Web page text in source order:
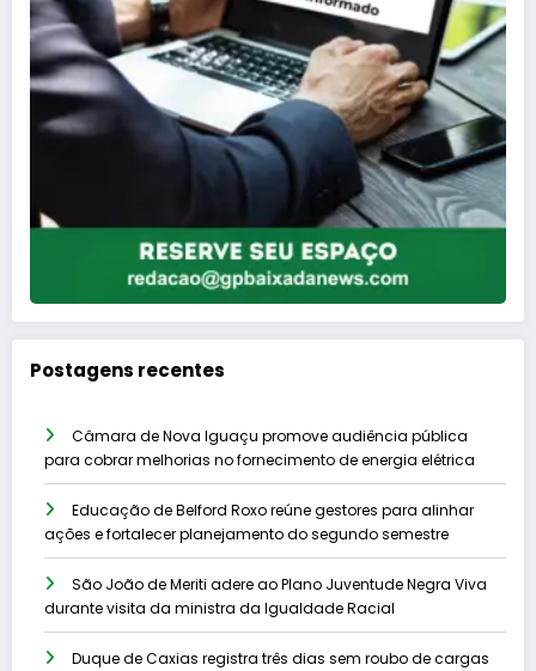
Postagens recentes
Câmara de Nova Iguaçu promove audiência pública
para cobrar melhorias no fornecimento de energia elétrica
Educação de Belford Roxo reúne gestores para alinhar
ações e fortalecer planejamento do segundo semestre
São João de Meriti adere ao Plano Juventude Negra Viva
durante visita da ministra da Igualdade Racial
Duque de Caxias registra três dias sem roubo de cargas